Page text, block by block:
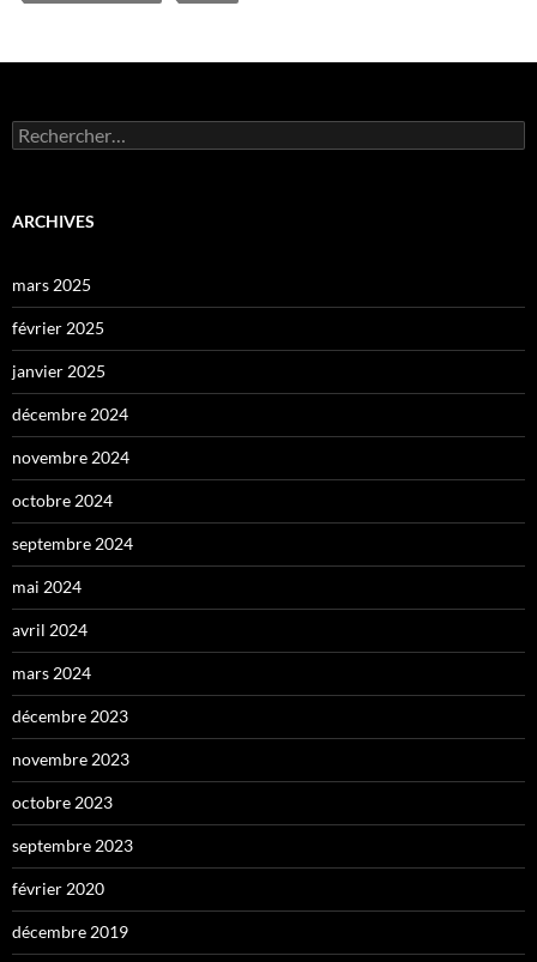
Rechercher :
ARCHIVES
mars 2025
février 2025
janvier 2025
décembre 2024
novembre 2024
octobre 2024
septembre 2024
mai 2024
avril 2024
mars 2024
décembre 2023
novembre 2023
octobre 2023
septembre 2023
février 2020
décembre 2019